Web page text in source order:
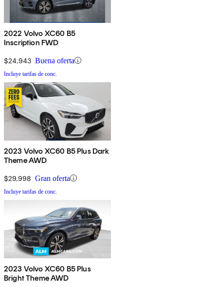
2022 Volvo XC60 B5
Inscription FWD
$24,943 Buena oferta
Incluye tarifas de conc.
2023 Volvo XC60 B5 Plus Dark
Theme AWD
$29,998 Gran oferta
Incluye tarifas de conc.
2023 Volvo XC60 B5 Plus
Bright Theme AWD